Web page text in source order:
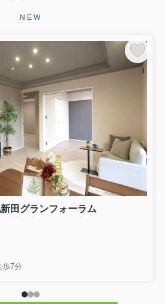
成約御礼☆★☆
ノ里第３ガーデンハイツ分譲マン
ンをご契約いただきました弊社を
びいただき誠にありがとうござい
引き続きお引き渡しまで、ご満足
だけるようしっかりと責任を持っ
ポートさせていただきます‼...
成約御礼☆★☆
阪市衣摺５丁目 売り土地をご契
ただきましたこの度は弊社売主の
をお選びいただき誠にありがとう
います。お引き渡しまで、ご満足
だけるよう引き続きしっかりと責
成約御礼☆★☆
不動産をいただき誠にありがとう
NEW
田グランフォーラム
歩7分